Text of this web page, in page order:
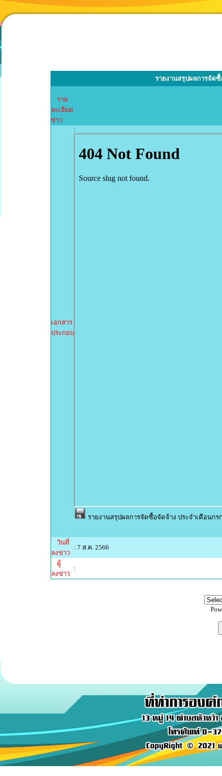
รายงานสรุปผลการจัด
ราย
ละเอียด
ข่าว
เอกสาร
ประกอบ
:
รายงานสรุปผลการจัดซื้อจัดจ้าง ประจำเดือนกร
วันที่
ลงข่าว
: 7 ส.ค. 2566
ผู้
ลงข่าว
: